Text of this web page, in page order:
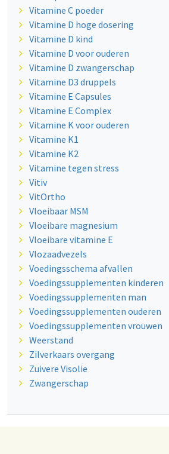
Vitamine C poeder
Vitamine D hoge dosering
Vitamine D kind
Vitamine D voor ouderen
Vitamine D zwangerschap
Vitamine D3 druppels
Vitamine E Capsules
Vitamine E Complex
Vitamine K voor ouderen
Vitamine K1
Vitamine K2
Vitamine tegen stress
Vitiv
VitOrtho
Vloeibaar MSM
Vloeibare magnesium
Vloeibare vitamine E
Vlozaadvezels
Voedingsschema afvallen
Voedingssupplementen kinderen
Voedingssupplementen man
Voedingssupplementen ouderen
Voedingssupplementen vrouwen
Weerstand
Zilverkaars overgang
Zuivere Visolie
Zwangerschap